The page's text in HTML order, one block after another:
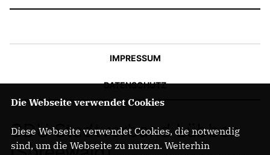
IMPRESSUM
DATENSCHUTZ
CDU Stadtverband Lübben
Die Webseite verwendet Cookies
Diese Webseite verwendet Cookies, die notwendig
sind, um die Webseite zu nutzen. Weiterhin